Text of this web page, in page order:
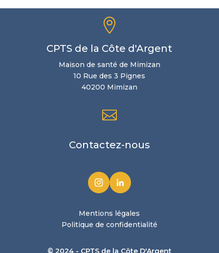

CPTS de la Côte d'Argent
Maison de santé de Mimizan
10 Rue des 3 Pignes
40200 Mimizan

Contactez-nous
Mentions légales
Politique de confidentialité
© 2024 - CPTS de la Côte D'Argent